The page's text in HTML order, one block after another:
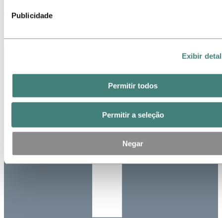
Publicidade
Exibir
Permitir todos
Permitir a seleção
Negar